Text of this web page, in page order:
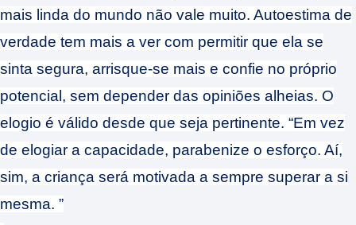
mais linda do mundo não vale muito. Autoestima de
verdade tem mais a ver com permitir que ela se
sinta segura, arrisque-se mais e confie no próprio
potencial, sem depender das opiniões alheias. O
elogio é válido desde que seja pertinente. “Em vez
de elogiar a capacidade, parabenize o esforço. Aí,
sim, a criança será motivada a sempre superar a si
mesma. ”